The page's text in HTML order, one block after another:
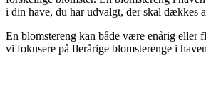
i din have, du har udvalgt, der skal dækkes
En blomstereng kan både være enårig eller
vi fokusere på flerårige blomsterenge i